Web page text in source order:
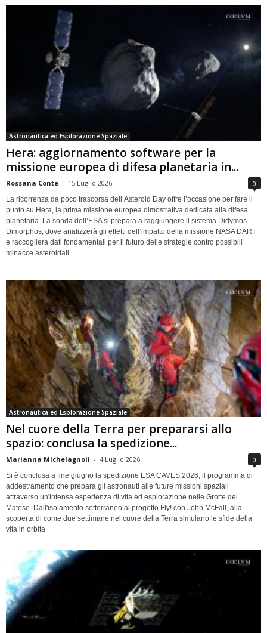
Astronautica ed Esplorazione Spaziale
Hera: aggiornamento software per la
missione europea di difesa planetaria in...
Rossana Conte - 15 Luglio 2026 0
La ricorrenza da poco trascorsa dell’Asteroid Day offre l’occasione per fare il
punto su Hera, la prima missione europea dimostrativa dedicata alla difesa
planetaria. La sonda dell’ESA si prepara a raggiungere il sistema Didymos–
Dimorphos, dove analizzerà gli effetti dell’impatto della missione NASA DART
e raccoglierà dati fondamentali per il futuro delle strategie contro possibili
minacce asteroidali
Astronautica ed Esplorazione Spaziale
Nel cuore della Terra per prepararsi allo
spazio: conclusa la spedizione...
Marianna Michelagnoli - 4 Luglio 2026 0
Si è conclusa a fine giugno la spedizione ESA CAVES 2026, il programma di
addestramento che prepara gli astronauti alle future missioni spaziali
attraverso un'intensa esperienza di vita ed esplorazione nelle Grotte del
Matese. Dall'isolamento sotterraneo al progetto Fly! con John McFall, alla
scoperta di come due settimane nel cuore della Terra simulano le sfide della
vita in orbita